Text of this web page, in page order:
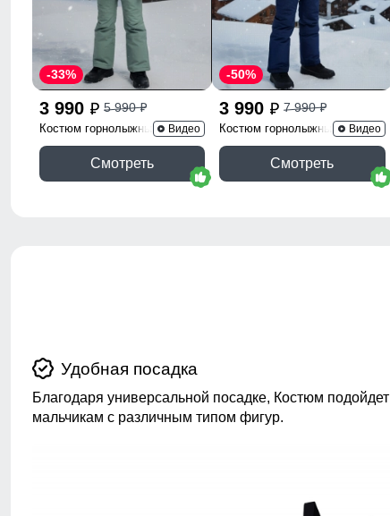
3 990 p 5 990p
-33%
Костюм горнолыжный 9315K
Видео
Смотреть
3 990 p 7 990p
-50%
Костюм горнолыжный 9423TS
Видео
Смотреть
Удобная посадка
Благодаря универсальной посадке, Костюм подойдет
мальчикам с различным типом фигур.